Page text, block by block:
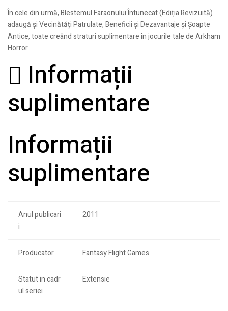
În cele din urmă, Blestemul Faraonului Întunecat (Ediția Revizuită)
adaugă și Vecinătăți Patrulate, Beneficii și Dezavantaje și Șoapte
Antice, toate creând straturi suplimentare în jocurile tale de Arkham
Horror.
Informații
suplimentare
Informații
suplimentare
Anul publicari
i
2011
Producator Fantasy Flight Games
Statut in cadr
ul seriei
Extensie